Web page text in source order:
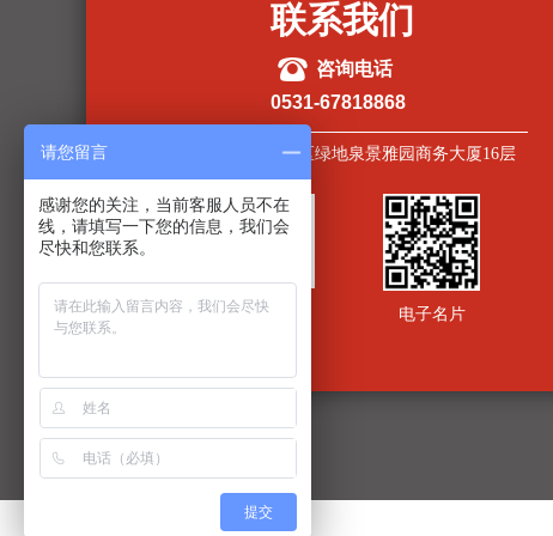
关注公众号 电子名片
联系我们
0531-67818868
뀰 咨询电话
山东省济南市市中区绿地泉景雅园商务大厦16层
请您留言
感谢您的关注，当前客服人员不在
线，请填写一下您的信息，我们会
尽快和您联系。
提交